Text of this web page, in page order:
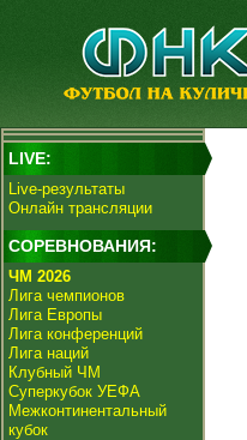
LIVE:
Live-результаты
Онлайн трансляции
СОРЕВНОВАНИЯ:
ЧМ 2026
Лига чемпионов
Лига Европы
Лига конференций
Лига наций
Клубный ЧМ
Суперкубок УЕФА
Межконтинентальный
кубок